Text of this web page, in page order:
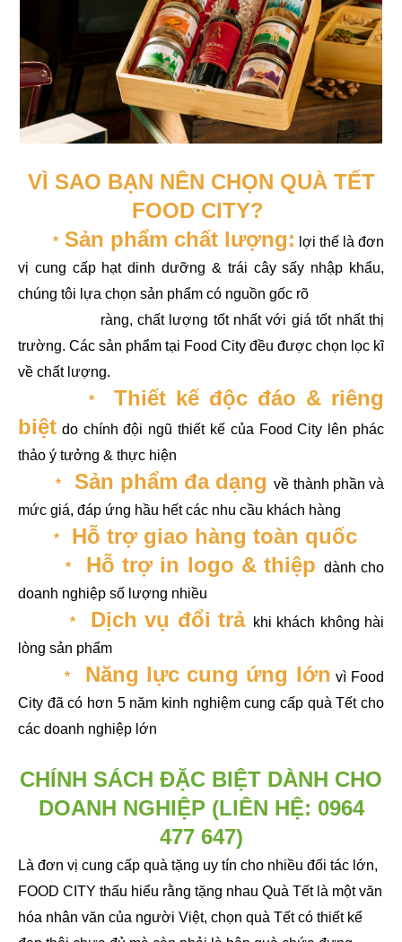
VÌ SAO BẠN NÊN CHỌN QUÀ TẾT
FOOD CITY?
* Sản phẩm chất lượng: lợi thế là đơn
vị cung cấp hạt dinh dưỡng & trái cây sấy nhập khẩu,
chúng tôi lựa chọn sản phẩm có nguồn gốc rõ
ràng, chất lượng tốt nhất với giá tốt nhất thị
trường. Các sản phẩm tại Food City đều được chọn lọc kĩ
về chất lượng.
*
Thiết kế độc đáo & riêng
biệt do chính đội ngũ thiết kế của Food City lên phác
thảo ý tưởng & thực hiện
*
Sản phẩm đa dạngvề thành phần và
mức giá, đáp ứng hầu hết các nhu cầu khách hàng
*
Hỗ trợ giao hàng toàn quốc
* Hỗ trợ in logo & thiệp dành cho
doanh nghiệp số lượng nhiều
*
Dịch vụ đổi trả
khi khách không hài
lòng sản phẩm
*
Năng lực cung ứng lớn vì Food
City đã có hơn 5 năm kinh nghiệm cung cấp quà Tết cho
các doanh nghiệp lớn
CHÍNH SÁCH ĐẶC BIỆT DÀNH CHO
DOANH NGHIỆP (LIÊN HỆ: 0964
477 647)
Là đơn vị cung cấp quà tặng uy tín cho nhiều đối tác lớn,
FOOD CITY thấu hiểu rằng tặng nhau Quà Tết là một văn
hóa nhân văn của người Việt, chọn quà Tết có thiết kế